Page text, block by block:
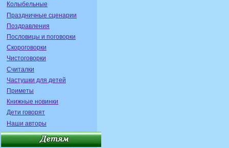
Колыбельные
Праздничные сценарии
Поздравления
Пословицы и поговорки
Скороговорки
Чистоговорки
Считалки
Частушки для детей
Приметы
Книжные новинки
Дети говорят
Наши авторы